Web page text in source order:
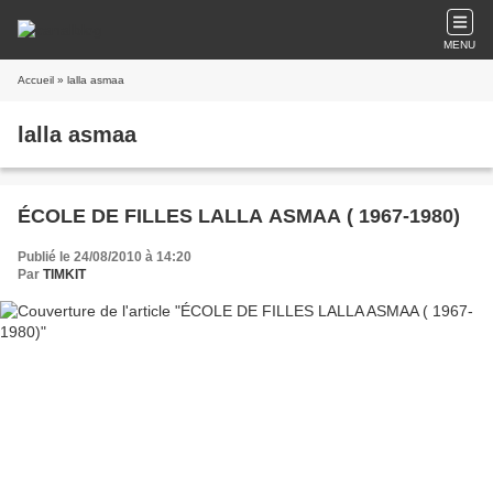
MENU
Accueil » lalla asmaa
lalla asmaa
ÉCOLE DE FILLES LALLA ASMAA ( 1967-1980)
Publié le 24/08/2010 à 14:20
Par TIMKIT